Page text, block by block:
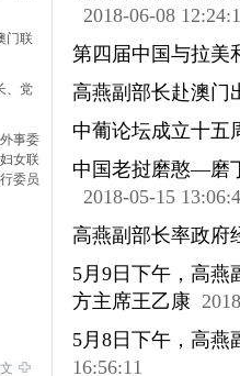
门联
、党
事委
女联
委员
2018-06-08
第四届中国与拉美
高燕副部长赴澳门
中葡论坛成立十五
中国老挝磨憨—磨
2018-05-15
高燕副部长率政府
5月9日下午，高燕
方主席王乙康
5月8日下午，高燕
16:56:11